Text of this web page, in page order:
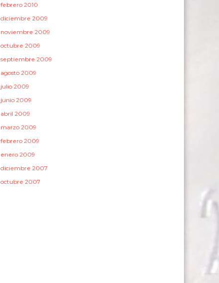
febrero 2010
diciembre 2009
noviembre 2009
octubre 2009
septiembre 2009
agosto 2009
julio 2009
junio 2009
abril 2009
marzo 2009
febrero 2009
enero 2009
diciembre 2007
octubre 2007